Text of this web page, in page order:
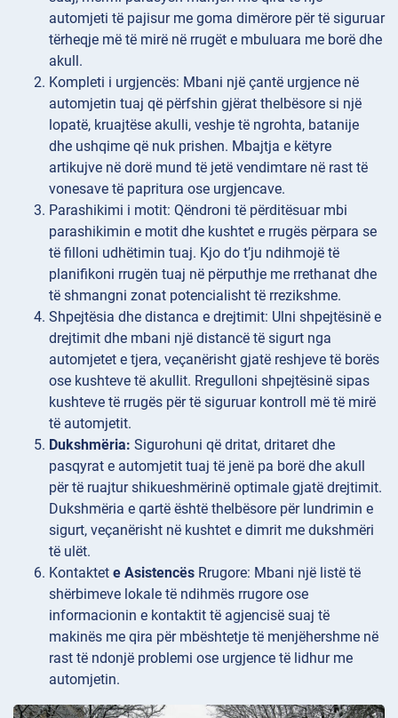
automjeti të pajisur me goma dimërore për të siguruar
tërheqje më të mirë në rrugët e mbuluara me borë dhe
akull.
Kompleti i urgjencës: Mbani një çantë urgjence në
automjetin tuaj që përfshin gjërat thelbësore si një
lopatë, kruajtëse akulli, veshje të ngrohta, batanije
dhe ushqime që nuk prishen. Mbajtja e këtyre
artikujve në dorë mund të jetë vendimtare në rast të
vonesave të papritura ose urgjencave.
Parashikimi i motit: Qëndroni të përditësuar mbi
parashikimin e motit dhe kushtet e rrugës përpara se
të filloni udhëtimin tuaj. Kjo do t’ju ndihmojë të
planifikoni rrugën tuaj në përputhje me rrethanat dhe
të shmangni zonat potencialisht të rrezikshme.
Shpejtësia dhe distanca e drejtimit: Ulni shpejtësinë e
drejtimit dhe mbani një distancë të sigurt nga
automjetet e tjera, veçanërisht gjatë reshjeve të borës
ose kushteve të akullit. Rregulloni shpejtësinë sipas
kushteve të rrugës për të siguruar kontroll më të mirë
të automjetit.
Dukshmëria: Sigurohuni që dritat, dritaret dhe
pasqyrat e automjetit tuaj të jenë pa borë dhe akull
për të ruajtur shikueshmërinë optimale gjatë drejtimit.
Dukshmëria e qartë është thelbësore për lundrimin e
sigurt, veçanërisht në kushtet e dimrit me dukshmëri
të ulët.
Kontaktet e Asistencës Rrugore: Mbani një listë të
shërbimeve lokale të ndihmës rrugore ose
informacionin e kontaktit të agjencisë suaj të
makinës me qira për mbështetje të menjëhershme në
rast të ndonjë problemi ose urgjence të lidhur me
automjetin.